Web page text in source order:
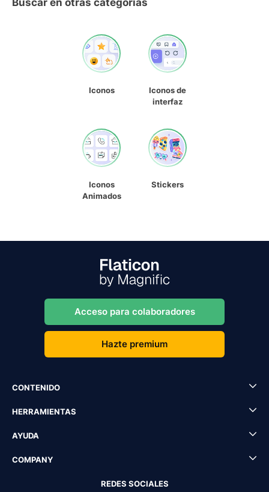
Buscar en otras categorías
Iconos
Iconos de
interfaz
Iconos
Animados
Stickers
Acceso para colaboradores
Hazte premium
CONTENIDO
HERRAMIENTAS
AYUDA
COMPANY
REDES SOCIALES